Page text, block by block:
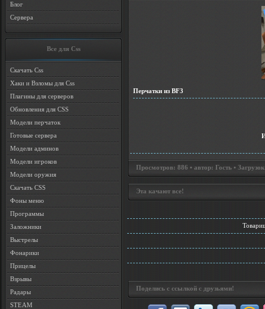
Блог
Сервера
Все для Css
Скачать Css
Хаки и Взломы для Css
Плагины для серверов
Обновления для CSS
Модели перчаток
Готовые сервера
Модели админов
Модели игроков
Модели оружия
Скачать CSS
Фоны меню
Программы
Заложники
Выстрелы
Фонарики
Прицелы
Взрывы
Радары
STEAM
Перчатки из BF3
Просмотров: 886 • автор: Гость •
Эта качают все!
Поделись с ссылкой с друзьями!